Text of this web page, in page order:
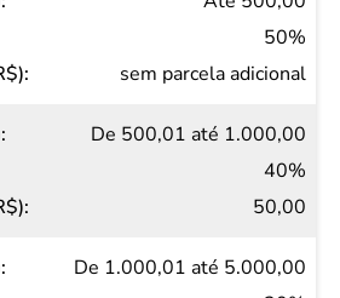
50%
sem parcela adicional
De 500,01 até 1.000,00
40%
50,00
De 1.000,01 até 5.000,00